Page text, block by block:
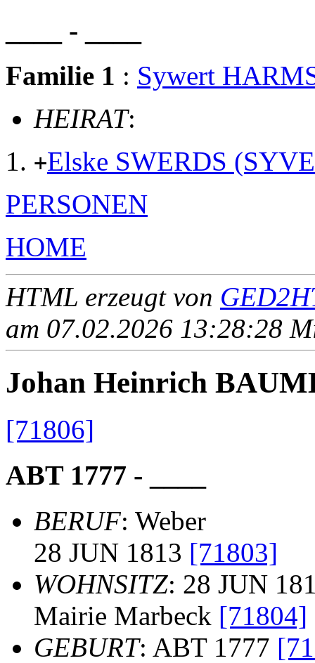
____ - ____
Familie 1 : Sywert
HEIRAT:
+Elske SWERDS
PERSONEN
HOME
HTML erzeugt von
am 07.02.2026 13:28:28
Johan Heinrich
[71806]
ABT 1777 - ____
BERUF: Weber
28 JUN 1813 [71803]
WOHNSITZ: 28 JUN
Mairie Marbeck [71804]
GEBURT: ABT 1777